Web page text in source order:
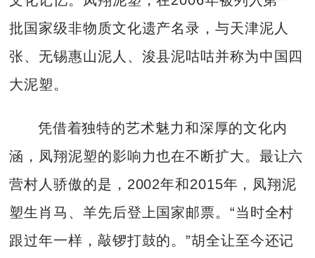
批国家级非物质文化遗产名录，与天津泥人
张、无锡惠山泥人、浚县泥咕咕并称为中国四
大泥塑。
凭借着独特的艺术魅力和深厚的文化内
涵，凤翔泥塑的影响力也在不断扩大。最让六
营村人骄傲的是，2002年和2015年，凤翔泥
塑生肖马、羊先后登上国家邮票。“当时全村
跟过年一样，敲锣打鼓的。”胡全让至今还记